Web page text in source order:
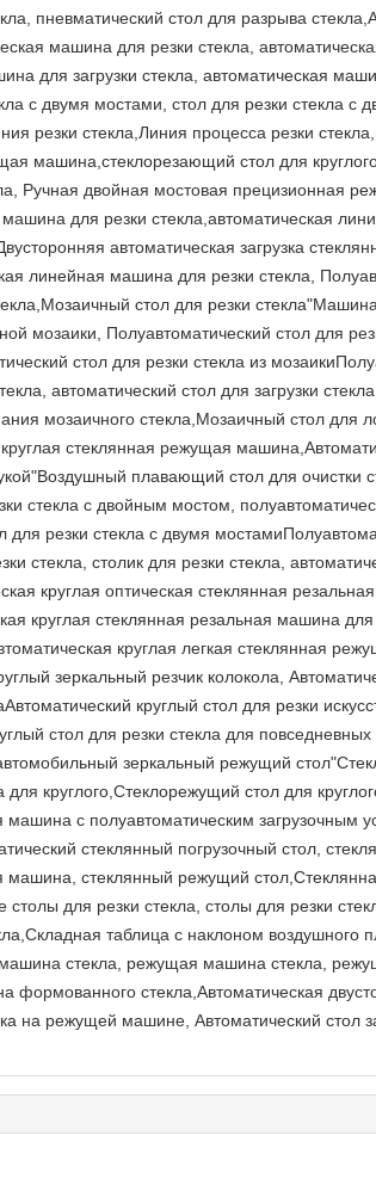
пневматический стол для разрыва
машина для резки стекла,
для загрузки стекла, автоматическая
с двумя мостами, стол для резки стекла с
резки стекла,Линия процесса резки
машина,стеклорезающий стол для
Ручная двойная мостовая прецизионная
для резки стекла,автоматическая
автоматическая загрузка
линейная машина для резки стекла,
стол для резки
мозаики, Полуавтоматический стол для
стол для резки стекла из
автоматический стол для загрузки
мозаичного стекла,Мозаичный стол
стеклянная режущая
плавающий стол для очистки
стекла с двойным мостом,
для резки стекла с двумя
стекла, столик для резки стекла,
круглая оптическая стеклянная
круглая стеклянная резальная машина
круглая легкая стеклянная
зеркальный резчик колокола,
круглый стол для резки
стол для резки стекла для
зеркальный режущий
круглого,Стеклорежущий стол для
машина с полуавтоматическим загрузочным
стеклянный погрузочный стол,
машина, стеклянный режущий
столы для резки стекла, столы для резки
таблица с наклоном
стекла, режущая машина стекла,
формованного стекла,Автоматическая
на режущей машине, Автоматический стол